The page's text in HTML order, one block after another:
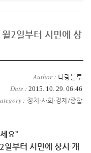
2일부터 시민에 상
Author : 나랑블루
Date : 2015. 10. 29. 06:46
: 정치·사회·경제/종합
요”
부터 시민에 상시 개